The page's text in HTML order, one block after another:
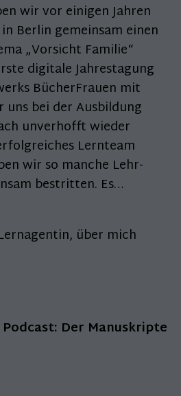
wir vor einigen Jahren
Berlin gemeinsam einen
„Vorsicht Familie“
digitale Jahrestagung
BücherFrauen mit
bei der Ausbildung
unverhofft wieder
Lernteam
wir so manche Lehr-
bestritten. Es…
, über mich
Der Manuskripte